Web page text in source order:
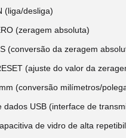
(liga/desliga)
(zeragem absoluta)
(conversão da zeragem
(ajuste do valor da
(conversão milímetros/
dados USB (interface de
de vidro de alta